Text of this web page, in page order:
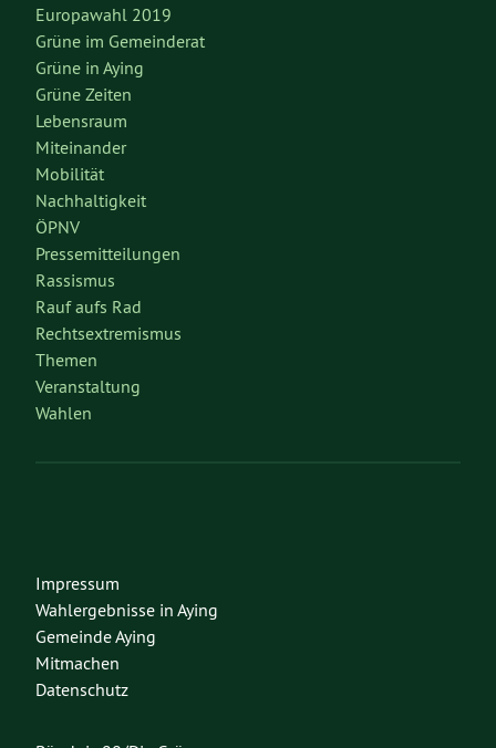
Europawahl 2019
Grüne im Gemeinderat
Grüne in Aying
Grüne Zeiten
Lebensraum
Miteinander
Mobilität
Nachhaltigkeit
ÖPNV
Pressemitteilungen
Rassismus
Rauf aufs Rad
Rechtsextremismus
Themen
Veranstaltung
Wahlen
Impressum
Wahlergebnisse in Aying
Gemeinde Aying
Mitmachen
Datenschutz